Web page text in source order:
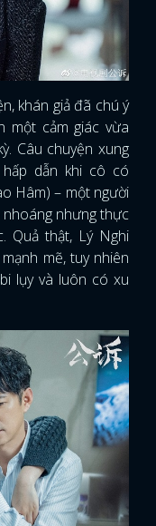
khán giả đã chú ý
một cảm giác vừa
Câu chuyện xung
dẫn khi cô có
Hâm) – một người
nhoáng nhưng thực
Quả thật, Lý Nghi
mẽ, tuy nhiên
lụy và luôn có xu